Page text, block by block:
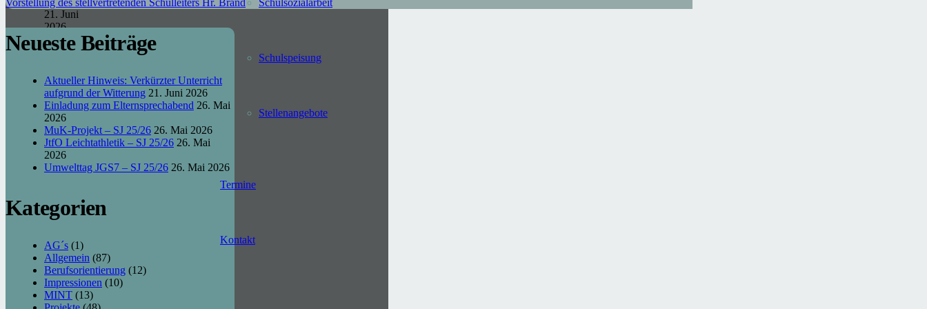
Schul­sozialarbeit
Schulspeisung
Stellen­angebote
Termine
Kontakt
Vorstellung des stellvertretenden Schulleiters Hr. Brand
Neueste Beiträge
Aktueller Hinweis: Verkürzter Unterricht
aufgrund der Witterung 21. Juni 2026
Einladung zum Elternsprechabend 26. Mai
2026
MuK-Projekt – SJ 25/26 26. Mai 2026
JtfO Leichtathletik – SJ 25/26 26. Mai
2026
Umwelttag JGS7 – SJ 25/26 26. Mai 2026
Kategorien
AG´s (1)
Allgemein (87)
Berufsorientierung (12)
Impressionen (10)
MINT (13)
21. Juni
2026
Einladung
zum
26. Mai
2026
MuK-
Projekt – SJ
25/26 26.
Mai 2026
JtfO
Leichtathletik
– SJ 25/26
2026
Str. d. Friedens 4,
16775 Gransee
03306 2033910
schulleitung@siemensschule-